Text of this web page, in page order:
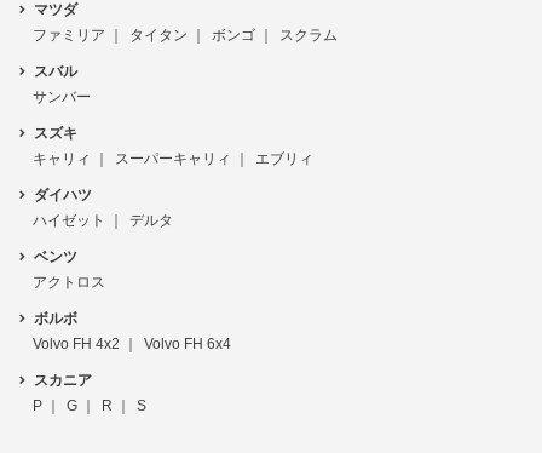
マツダ
ファミリア
タイタン ボンゴ スクラム
スバル
サンバー
スズキ
キャリィ
スーパーキャリィ エブリィ
ダイハツ
ハイゼット
デルタ
ベンツ
アクトロス
ボルボ
Volvo FH 4x2
Volvo FH 6x4
スカニア
P
G R S